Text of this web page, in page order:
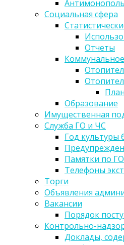
Социальная сфера
Отчеты
Образование
Имущественная
Служба ГО и ЧС
Год культуры
Памятки по
Телефоны
Торги
Объявления
Вакансии
Порядок
Контрольно-
Доклады,